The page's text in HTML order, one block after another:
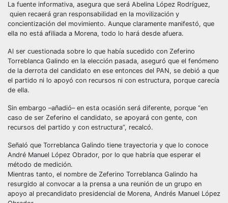
La fuente informativa, asegura que será Abelina López Rodríguez,
quien recaerá gran responsabilidad en la movilización y
concientización del movimiento. Aunque claramente manifestó, que
ella no está afiliada a Morena, todo lo hará desde afuera.
Al ser cuestionada sobre lo que había sucedido con Zeferino
Torreblanca Galindo en la elección pasada, aseguró que el fenómeno
de la derrota del candidato en ese entonces del PAN, se debió a que
el partido ni lo apoyó con recursos ni con estructura, porque carecía
de ella.
Sin embargo –añadió– en esta ocasión será diferente, porque “en
caso de ser Zeferino el candidato, se apoyará con gente, con
recursos del partido y con estructura”, recalcó.
Señaló que Torreblanca Galindo tiene trayectoria y que lo conoce
André Manuel López Obrador, por lo que habría que esperar el
método de medición.
Mientras tanto, el nombre de Zeferino Torreblanca Galindo ha
resurgido al convocar a la prensa a una reunión de un grupo en
apoyo al precandidato presidencial de Morena, Andrés Manuel López